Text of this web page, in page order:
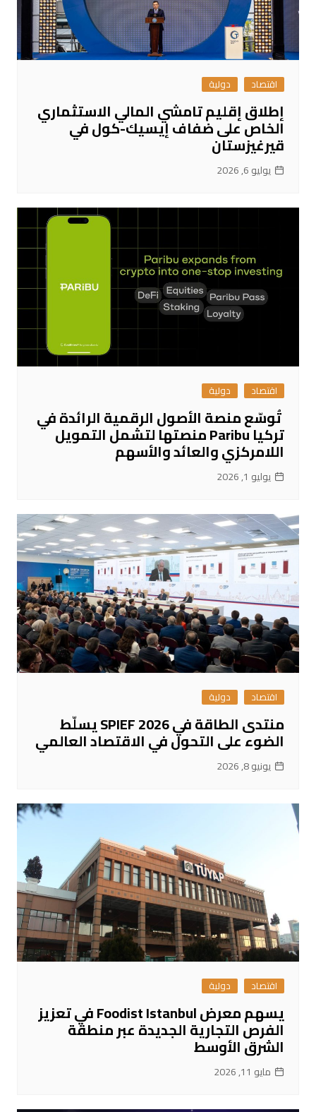
اقتصاد دولية
إطلاق إقليم تامشي المالي الاستثماري
الخاص على ضفاف إيسيك-كول في
قيرغيزستان
يوليو 6, 2026
اقتصاد دولية
تُوسّع منصة الأصول الرقمية الرائدة في
تركيا Paribu منصتها لتشمل التمويل
اللامركزي والعائد والأسهم
يوليو 1, 2026
اقتصاد دولية
منتدى الطاقة في SPIEF 2026 يسلّط
الضوء على التحول في الاقتصاد العالمي
يونيو 8, 2026
اقتصاد دولية
يسهم معرض Foodist Istanbul في تعزيز
الفرص التجارية الجديدة عبر منطقة
الشرق الأوسط
مايو 11, 2026